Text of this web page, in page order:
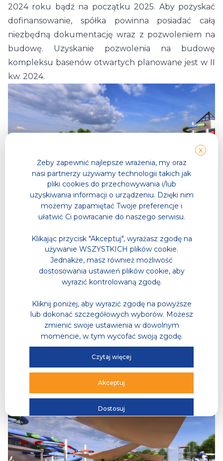
2024 roku bądź na początku 2025. Aby pozyskać
dofinansowanie, spółka powinna posiadać całą
niezbędną dokumentację wraz z pozwoleniem na
budowę. Uzyskanie pozwolenia na budowę
kompleksu basenów otwartych planowane jest w II
kw. 2024.
X
Żeby zapewnić najlepsze wrażenia, my oraz
nasi partnerzy używamy technologii takich jak
pliki cookies do przechowywania i/lub
uzyskiwania informacji o urządzeniu. Dzięki nim
możemy zapamiętać Twoje preferencje i
ułatwić Ci powracanie do naszego serwisu.
Klikając przycisk "Akceptuj", wyrażasz zgodę na
używanie WSZYSTKICH plików cookie.
Jednakże, masz również możliwość
dostosowania ustawień plików cookie, aby
wyrazić kontrolowaną zgodę.
Kliknij poniżej, aby wyrazić zgodę na powyższe
lub dokonać szczegółowych wyborów. Możesz
zmienić swoje ustawienia w dowolnym
momencie, w tym wycofać swoją zgodę.
Czytaj więcej
Akceptuj
Dostosuj